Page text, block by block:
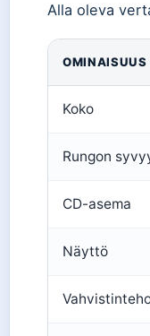
Alla oleva
OMINAISUUS
Koko
Rungon
CD-asema
Näyttö